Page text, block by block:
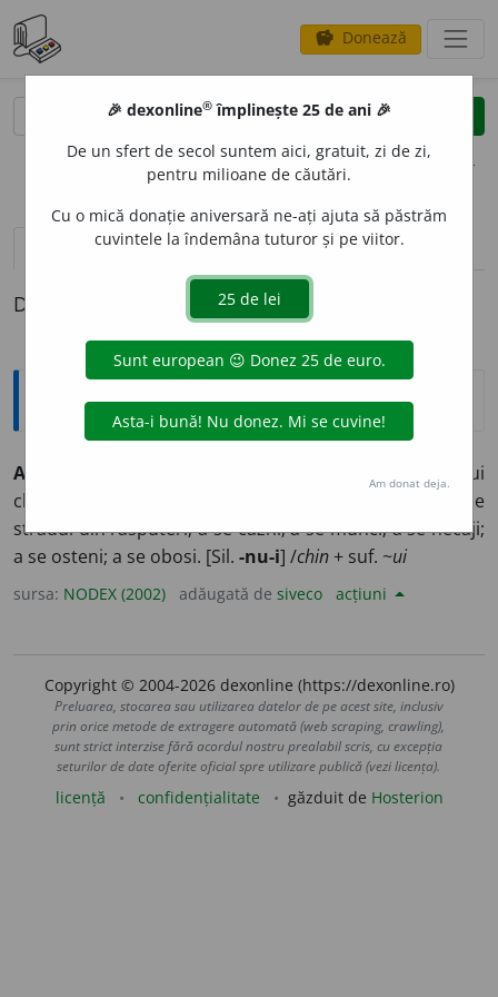
savings Donează
clear
opțiuni
definiții (1) pronunțievolume_up (50)
Definiția cu ID-ul 327655:
Explicative DEX
A SE CHINU
1) A se supune unui
chin; a se căzni. 2) A depune eforturi susținute; a se
strădui din răsputeri; a se căzni; a se munci; a se necăji;
a se osteni; a se obosi. [Sil. -nu-i] /chin+ suf. ~ui
sursa: NODEX (2002) adăugată de siveco acțiuni
Copyright © 2004-2026 dexonline (https://dexonline.ro)
Preluarea, stocarea sau utilizarea datelor de pe acest site, inclusiv
prin orice metode de extragere automată (web scraping, crawling),
sunt strict interzise fără acordul nostru prealabil scris, cu excepția
seturilor de date oferite oficial spre utilizare publică (vezi licența).
licență confidențialitate găzduit de Hosterion
🎉 dexonline® împlinește 25 de ani 🎉
De un sfert de secol suntem aici, gratuit, zi de zi,
pentru milioane de căutări.
Cu o mică donație aniversară ne-ați ajuta să păstrăm
cuvintele la îndemâna tuturor și pe viitor.
Am donat deja.